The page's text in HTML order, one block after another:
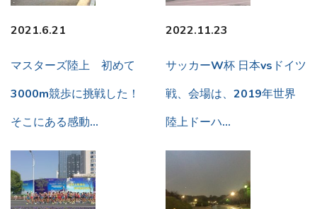
2021.6.21
マスターズ陸上 初めて
3000m競歩に挑戦した！
そこにある感動…
2022.11.23
サッカーW杯 日本vsドイツ
戦、会場は、2019年世界
陸上ドーハ…